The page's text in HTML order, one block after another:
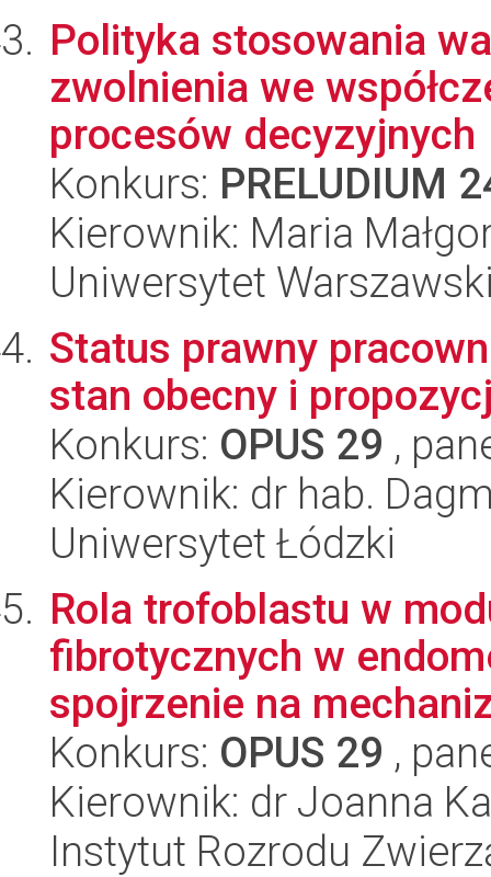
Polityka stosowania
zwolnienia we
procesów decyzyjnych
Konkurs: PRELUDIUM
Kierownik: Maria
Uniwersytet
Status prawny
stan obecny i
Konkurs: OPUS 29 ,
Kierownik: dr hab.
Uniwersytet Łódzki
Rola trofoblastu w
fibrotycznych w
spojrzenie na
Konkurs: OPUS 29 ,
Kierownik: dr Joanna
Instytut Rozrodu